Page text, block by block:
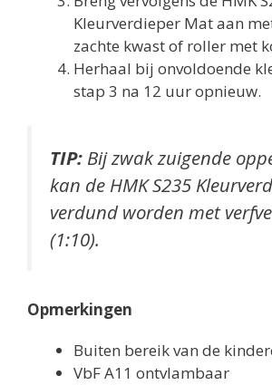
Kleurverdieper Mat aan
zachte kwast of roller met
Herhaal bij onvoldoende
stap 3 na 12 uur opnieuw.
TIP: Bij zwak zuigende
kan de HMK S235
verdund worden met
(1:10).
Opmerkingen
Buiten bereik van de
VbF A11 ontvlambaar